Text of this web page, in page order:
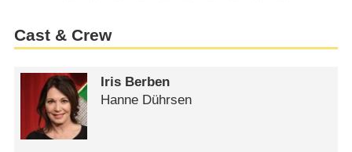
Cast & Crew
Iris Berben
Hanne Dührsen